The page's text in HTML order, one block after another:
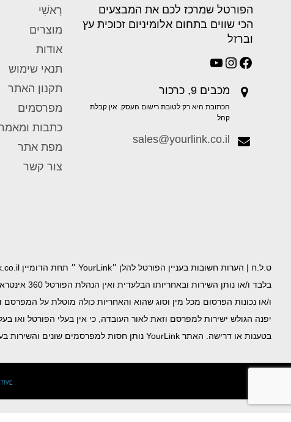
הפורטל שמרכז לכם את המבצעים
הכי שווים בתחום אלומיניום זכוכית עץ
וברזל
מכבים 9, כרכור
הכתובת היא רק לטובת רישום העסק. אין קבלת
קהל
sales@yourlink.co.il
רָאשִׁי
מוצרים
אודות
תנאי שימוש
תקנון האתר
מפרסמים
כתבות
מפת אתר
צור קשר
בלבד ו/
ו/או נכונות הפרסום מכל מין וסוג שהוא והאחריות כולה מוטלת על
יפנה הגולש ישירות למפרסם וזאת לאור העובדה, כי אין בעלי הפורטל ואו
בטענות או דרישה. האתר YourLink נותן חסות למפרסמים שונים והשירות בעבור הפרסום ואו החסות בתשלום לחברת 360 אינטראקטיב. התמונות, התכנים והסרטונים והמידע באחריות המפרסם ו/או נותן החסות.